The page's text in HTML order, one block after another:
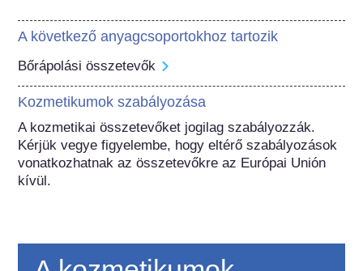
A következő anyagcsoportokhoz tartozik
Bőrápolási összetevők
Kozmetikumok szabályozása
A kozmetikai összetevőket jogilag szabályozzák.
Kérjük vegye figyelembe, hogy eltérő szabályozások
vonatkozhatnak az összetevőkre az Európai Unión
kívül.